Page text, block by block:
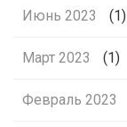
Июнь 2023 (1)
Март 2023 (1)
Февраль 2023